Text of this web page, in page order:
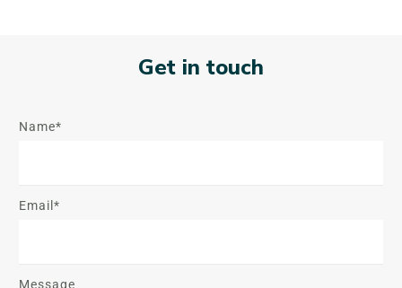
Get in touch
Name*
Email*
Message